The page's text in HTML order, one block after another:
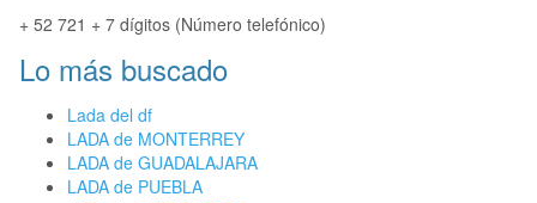
+ 52 721 + 7 dígitos (Número telefónico)
Lo más buscado
Lada del df
LADA de MONTERREY
LADA de GUADALAJARA
LADA de PUEBLA